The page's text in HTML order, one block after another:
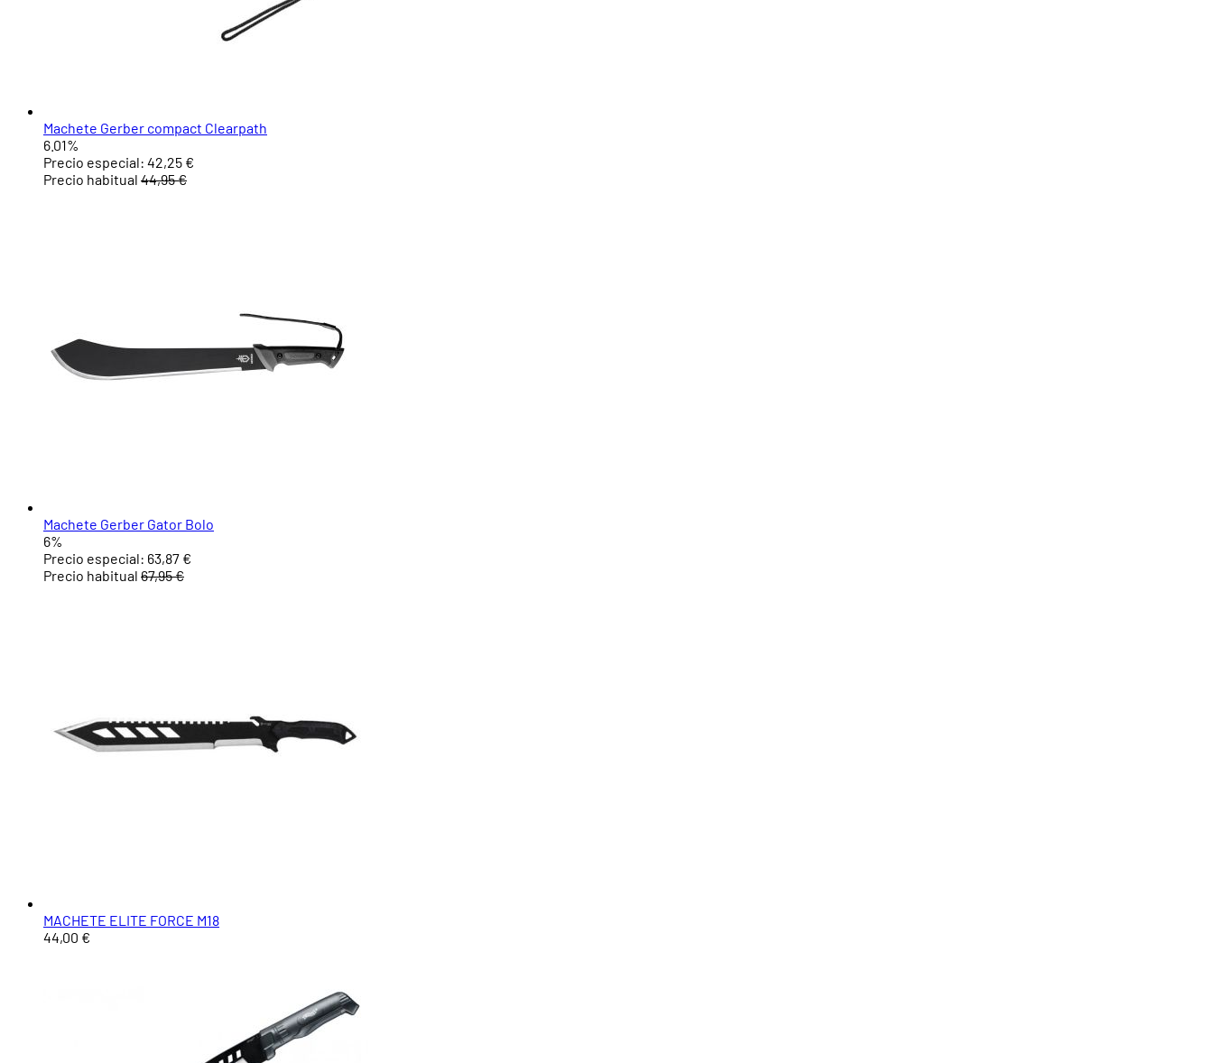
Machete Gerber compact Clearpath
6.01%
Precio especial: 42,25 €
Precio habitual 44,95 €
Machete Gerber Gator Bolo
6%
Precio especial: 63,87 €
Precio habitual 67,95 €
MACHETE ELITE FORCE M18
44,00 €